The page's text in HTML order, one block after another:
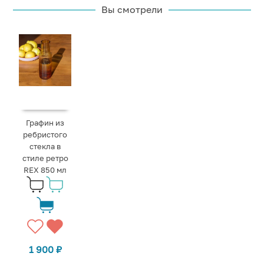
Вы смотрели
Графин из
ребристого
стекла в
стиле ретро
REX 850 мл
1 900 ₽